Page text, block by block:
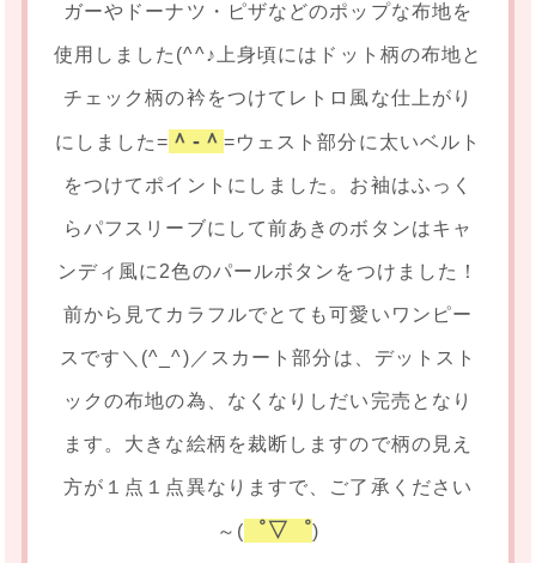
ガーやドーナツ・ピザなどのポップな布地を
使用しました(^^♪上身頃にはドット柄の布地と
チェック柄の衿をつけてレトロ風な仕上がり
にしました= ＾-＾ =ウェスト部分に太いベルト
をつけてポイントにしました。お袖はふっく
らパフスリーブにして前あきのボタンはキャ
ンディ風に2色のパールボタンをつけました！
前から見てカラフルでとても可愛いワンピー
スです＼(^_^)／スカート部分は、デットスト
ックの布地の為、なくなりしだい完売となり
ます。大きな絵柄を裁断しますので柄の見え
方が１点１点異なりますで、ご了承ください
～( ゜▽゜)